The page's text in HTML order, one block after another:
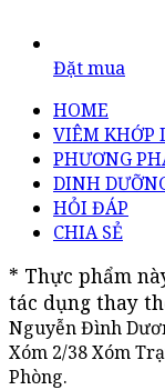
Đặt mua
HOME
VIÊM KHỚP
PHƯƠNG
DINH
HỎI ĐÁP
CHIA SẺ
* Thực phẩm
tác dụng thay
Nguyễn Đình
Xóm 2/38 Xóm
Phòng.